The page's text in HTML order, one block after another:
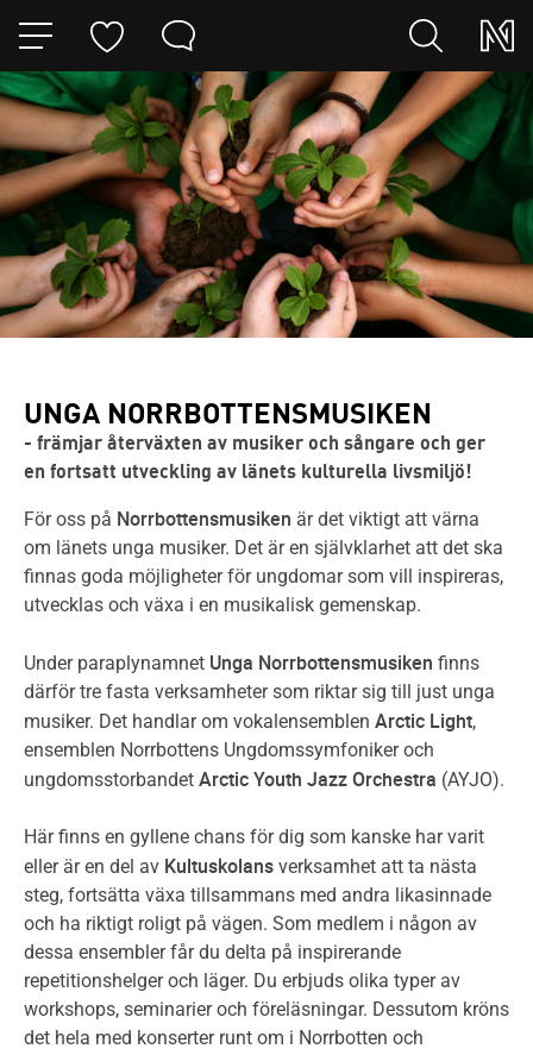
HOPPA TILL NAVIGERINGEN
HOPPA TILL INNEHÅLLET
UNGA NORRBOTTENSMUSIKEN
- främjar återväxten av musiker och sångare och ger
en fortsatt utveckling av länets kulturella livsmiljö!
För oss på Norrbottensmusiken är det viktigt att värna
om länets unga musiker. Det är en självklarhet att det ska
finnas goda möjligheter för ungdomar som vill inspireras,
utvecklas och växa i en musikalisk gemenskap.
Under paraplynamnet Unga Norrbottensmusiken finns
därför tre fasta verksamheter som riktar sig till just unga
musiker. Det handlar om vokalensemblen Arctic Light,
ensemblen Norrbottens Ungdomssymfoniker och
ungdomsstorbandet Arctic Youth Jazz Orchestra (AYJO).
Här finns en gyllene chans för dig som kanske har varit
eller är en del av Kultuskolans verksamhet att ta nästa
steg, fortsätta växa tillsammans med andra likasinnade
och ha riktigt roligt på vägen. Som medlem i någon av
dessa ensembler får du delta på inspirerande
repetitionshelger och läger. Du erbjuds olika typer av
workshops, seminarier och föreläsningar. Dessutom kröns
det hela med konserter runt om i Norrbotten och